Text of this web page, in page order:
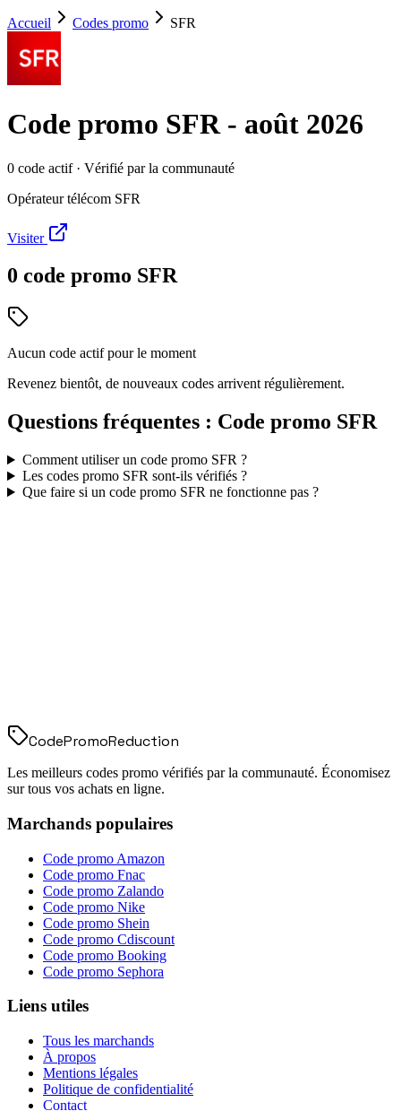
Accueil Codes promo SFR
Code promo SFR - août 2026
0 code actif· Vérifié par la communauté
Opérateur télécom SFR
Visiter
0 code promo SFR
Aucun code actif pour le moment
Revenez bientôt, de nouveaux codes arrivent régulièrement.
Questions fréquentes : Code promo SFR
Comment utiliser un code promo SFR ?
Les codes promo SFR sont-ils vérifiés ?
Que faire si un code promo SFR ne fonctionne pas ?
CodePromoReduction
Les meilleurs codes promo vérifiés par la communauté. Économisez
sur tous vos achats en ligne.
Marchands populaires
Code promo Amazon
Code promo Fnac
Code promo Zalando
Code promo Nike
Code promo Shein
Code promo Cdiscount
Code promo Booking
Code promo Sephora
Liens utiles
Tous les marchands
À propos
Mentions légales
Politique de confidentialité
Contact